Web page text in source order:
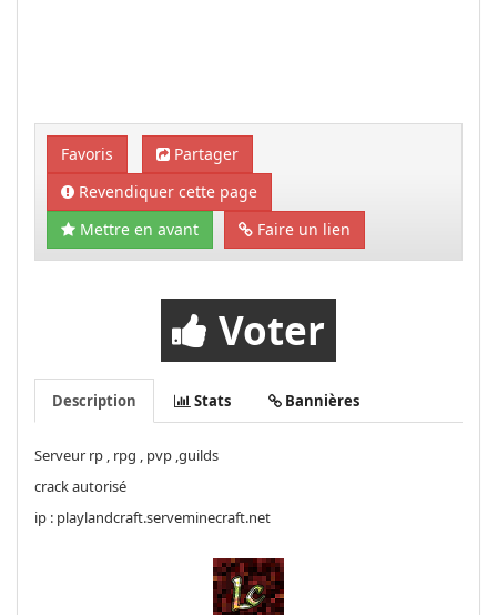
Favoris
Partager
Revendiquer cette page
Mettre en avant
Faire un lien
Voter
Description Stats Bannières
Serveur rp , rpg , pvp ,guilds
crack autorisé
ip : playlandcraft.serveminecraft.net